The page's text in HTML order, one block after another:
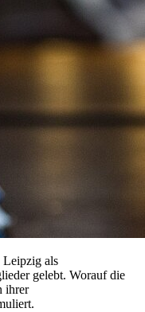
als
gelebt. Worauf die
ihrer